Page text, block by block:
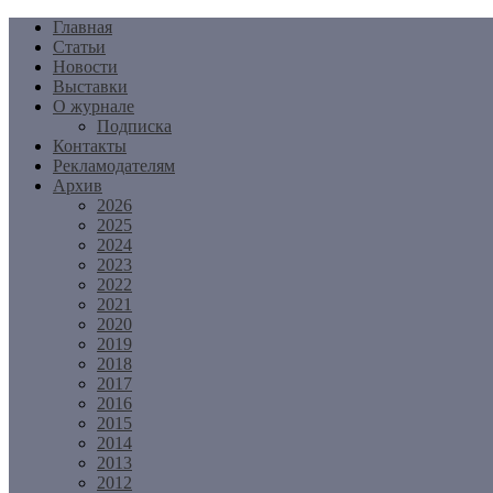
Перейти
содержимому
Главная
Статьи
Новости
Выставки
О журнале
Подписка
Контакты
Рекламодателям
Архив
2026
2025
2024
2023
2022
2021
2020
2019
2018
2017
2016
2015
2014
2013
2012